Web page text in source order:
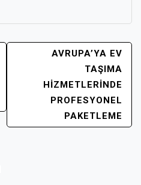
AVRUPA’YA EV
TAŞIMA
HIZMETLERINDE
PROFESYONEL
PAKETLEME